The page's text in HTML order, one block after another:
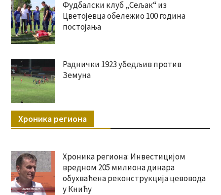
Фудбалски клуб „Сељак“ из
Цветојевца обележио 100 година
постојања
Раднички 1923 убедљив против
Земуна
Хроника региона
Хроника региона: Инвестицијом
вредном 205 милиона динара
обухваћена реконструкција цевовода
у Книћу